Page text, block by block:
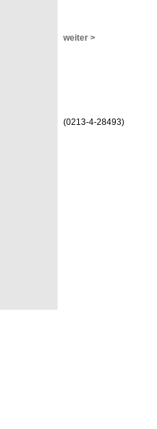
weiter >
(0213-4-28493)